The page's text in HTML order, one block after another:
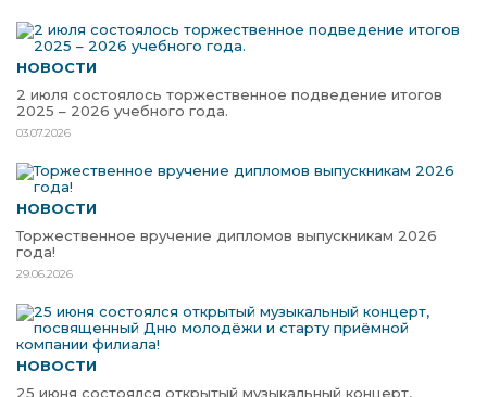
НОВОСТИ
2 июля состоялось торжественное подведение итогов
2025 – 2026 учебного года.
03.07.2026
НОВОСТИ
Торжественное вручение дипломов выпускникам 2026
года!
29.06.2026
НОВОСТИ
25 июня состоялся открытый музыкальный концерт,